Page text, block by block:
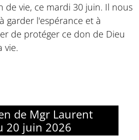
de vie, ce mardi 30 juin. Il nous
garder l'espérance et à
de protéger ce don de Dieu
vie.
de Mgr Laurent
20 juin 2026